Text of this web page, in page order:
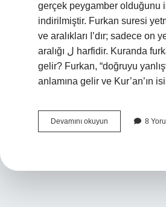
gerçek peygamber olduğunu
indirilmiştir. Furkan suresi
ve aralıkları ا’dır; sadece on yedinci ayetin
aralığı ل harfidir. Kuranda furkan ne anlama
gelir? Furkan, “doğruyu
anlamına gelir ve Kur’an’ın
Devamını okuyun
Neyi
8